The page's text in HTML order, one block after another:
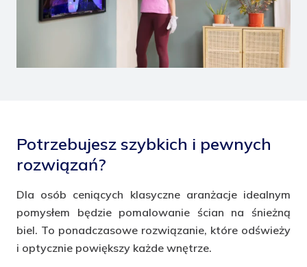
Potrzebujesz szybkich i pewnych
rozwiązań?
Dla osób ceniących klasyczne aranżacje idealnym
pomysłem będzie pomalowanie ścian na śnieżną
biel. To ponadczasowe rozwiązanie, które odświeży
i optycznie powiększy każde wnętrze.